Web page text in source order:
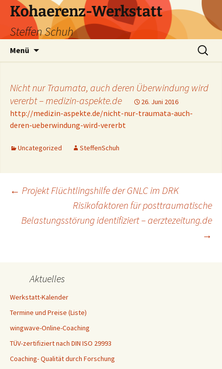
Zum
Inhalt
springen
Kohaerenz-Werkstatt
Steffen Schuh
Menü
Suchen
nach:
Nicht nur Traumata, auch deren Überwindung wird
vererbt – medizin-aspekte.de
26. Juni 2016
http://medizin-aspekte.de/nicht-nur-traumata-auch-
deren-ueberwindung-wird-vererbt
Uncategorized SteffenSchuh
Beitragsnavigation
← Projekt Flüchtlingshilfe der GNLC im DRK
Risikofaktoren für posttraumatische
Belastungsstörung identifiziert – aerztezeitung.de
→
Aktuelles
Werkstatt-Kalender
Termine und Preise (Liste)
wingwave-Online-Coaching
TÜV-zertifiziert nach DIN ISO 29993
Coaching- Qualität durch Forschung